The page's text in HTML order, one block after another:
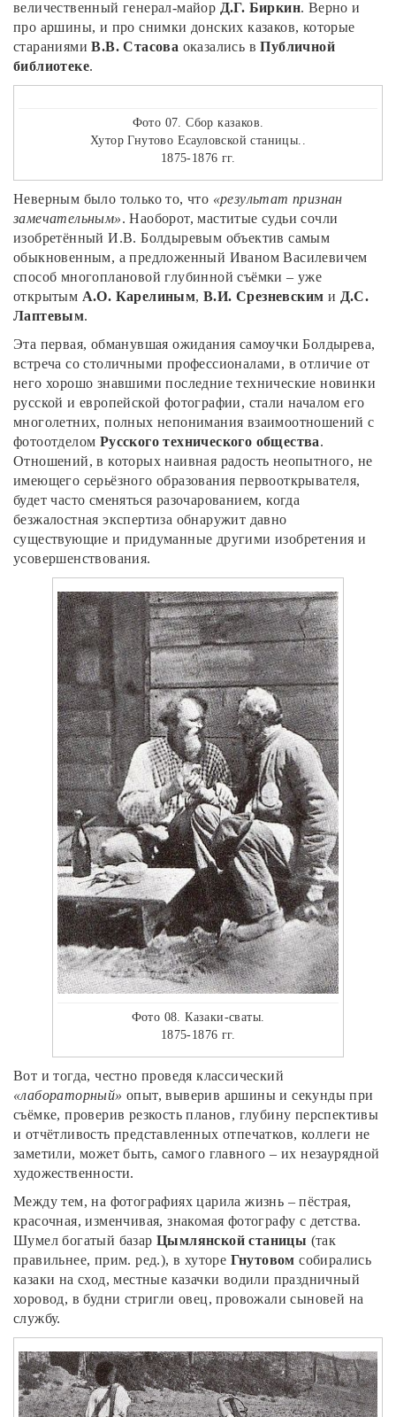
величественный генерал-майор Д.Г. Биркин. Верно и
про аршины, и про снимки донских казаков, которые
стараниямиВ.В. Стасова оказались вПубличной
библиотеке.
Фото 07. Сбор казаков.
Хутор Гнутово Есауловской станицы..
1875-1876 гг.
Неверным было только то, что «результат признан
замечательным». Наоборот, маститые судьи сочли
изобретённый И.В. Болдыревым объектив самым
обыкновенным, а предложенный Иваном Василевичем
способ многоплановой глубинной съёмки – уже
открытым А.О. Карелиным,В.И. Срезневским и Д.С.
Лаптевым.
Эта первая, обманувшая ожидания самоучки Болдырева,
встреча со столичными профессионалами, в отличие от
него хорошо знавшими последние технические новинки
русской и европейской фотографии, стали началом его
многолетних, полных непонимания взаимоотношений с
фотоотделом Русского технического общества.
Отношений, в которых наивная радость неопытного, не
имеющего серьёзного образования первооткрывателя,
будет часто сменяться разочарованием, когда
безжалостная экспертиза обнаружит давно
существующие и придуманные другими изобретения и
усовершенствования.
Фото 08. Казаки-сваты.
1875-1876 гг.
Вот и тогда, честно проведя классический
«лабораторный» опыт, выверив аршины и секунды при
съёмке, проверив резкость планов, глубину перспективы
и отчётливость представленных отпечатков, коллеги не
заметили, может быть, самого главного – их незаурядной
художественности.
Между тем, на фотографиях царила жизнь – пёстрая,
красочная, изменчивая, знакомая фотографу с детства.
Шумел богатый базар Цымлянской станицы (так
правильнее, прим. ред.), в хуторе Гнутовом собирались
казаки на сход, местные казачки водили праздничный
хоровод, в будни стригли овец, провожали сыновей на
службу.